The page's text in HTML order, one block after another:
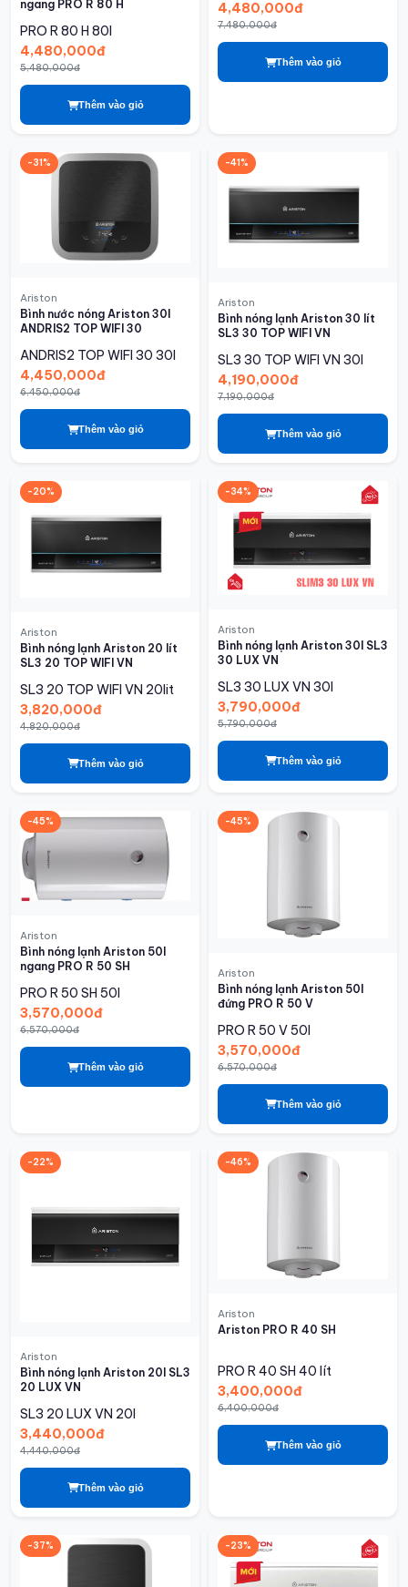
ngang PRO R 80 H
PRO R 80 H 80l
4,480,000đ
5,480,000đ
Thêm vào giỏ
4,480,000đ
7,480,000đ
Thêm vào giỏ
-31%
Ariston
Bình nước nóng Ariston 30l
ANDRIS2 TOP WIFI 30
ANDRIS2 TOP WIFI 30 30l
4,450,000đ
6,450,000đ
Thêm vào giỏ
-41%
Ariston
Bình nóng lạnh Ariston 30 lít
SL3 30 TOP WIFI VN
SL3 30 TOP WIFI VN 30l
4,190,000đ
7,190,000đ
Thêm vào giỏ
-20%
Ariston
Bình nóng lạnh Ariston 20 lít
SL3 20 TOP WIFI VN
SL3 20 TOP WIFI VN 20lit
3,820,000đ
4,820,000đ
Thêm vào giỏ
-34%
Ariston
Bình nóng lạnh Ariston 30l SL3
30 LUX VN
SL3 30 LUX VN 30l
3,790,000đ
5,790,000đ
Thêm vào giỏ
-45%
Ariston
Bình nóng lạnh Ariston 50l
ngang PRO R 50 SH
PRO R 50 SH 50l
3,570,000đ
6,570,000đ
Thêm vào giỏ
-45%
Ariston
Bình nóng lạnh Ariston 50l
đứng PRO R 50 V
PRO R 50 V50l
3,570,000đ
6,570,000đ
Thêm vào giỏ
-22%
Ariston
Bình nóng lạnh Ariston 20l SL3
20 LUX VN
SL3 20 LUX VN 20l
3,440,000đ
4,440,000đ
Thêm vào giỏ
-46%
Ariston
Ariston PRO R 40 SH
PRO R 40 SH 40 lít
3,400,000đ
6,400,000đ
Thêm vào giỏ
-37% -23%